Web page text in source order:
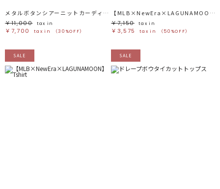
メタルボタンシアーニットカーディガン
￥11,000
tax in
￥7,700 tax in （30%OFF）
【MLB×NewEra×LAGUNAMOON】Tshirt
￥7,150
tax in
￥3,575 tax in （50%OFF）
SALE SALE